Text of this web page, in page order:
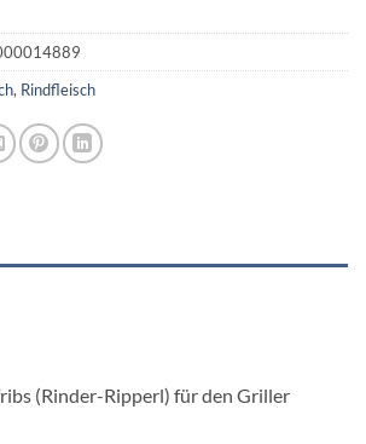
, Rindfleisch
(Rinder-Ripperl) für den Griller